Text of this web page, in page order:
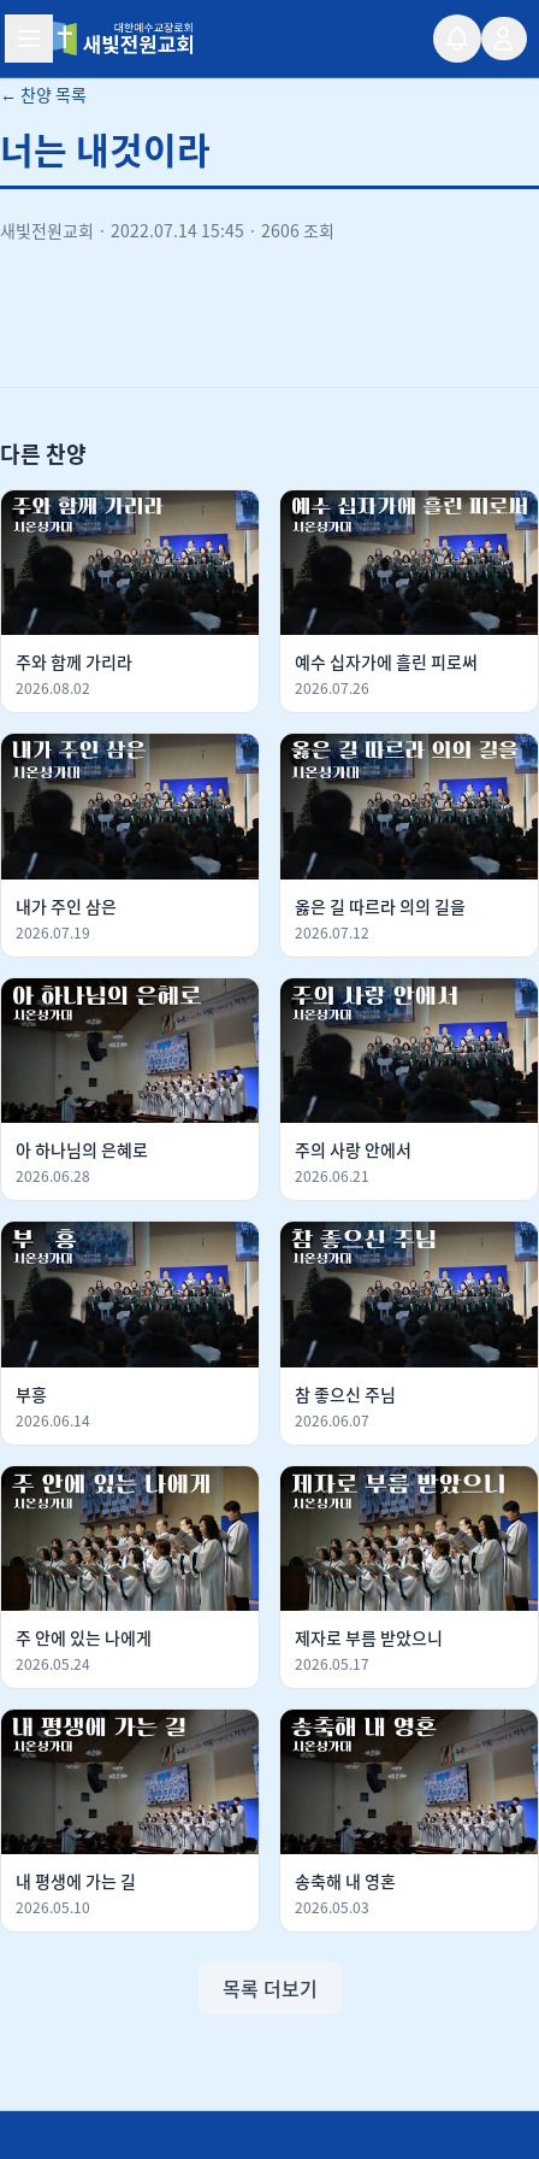
새빛전원교회
← 찬양 목록
너는 내것이라
새빛전원교회 · 2022.07.14 15:45 · 2606 조회
다른 찬양
주와 함께 가리라
2026.08.02
예수 십자가에 흘린 피로써
2026.07.26
내가 주인 삼은
2026.07.19
옳은 길 따르라 의의 길을
2026.07.12
아 하나님의 은혜로
2026.06.28
주의 사랑 안에서
2026.06.21
부흥
2026.06.14
참 좋으신 주님
2026.06.07
주 안에 있는 나에게
2026.05.24
제자로 부름 받았으니
2026.05.17
내 평생에 가는 길
2026.05.10
송축해 내 영혼
2026.05.03
목록 더보기